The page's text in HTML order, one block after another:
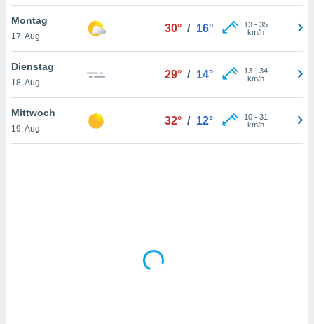
Montag
17. Aug
30° / 16° 13- 35
km/h
Dienstag
18. Aug
29° / 14° 13- 34
km/h
Mittwoch
19. Aug
32° / 12° 10- 31
km/h